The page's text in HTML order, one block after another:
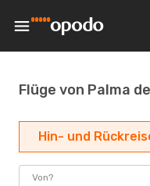
Flüge von Palma
Hin- und
Von?